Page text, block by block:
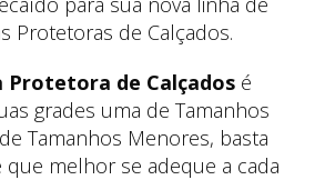
Protetoras de Calçados.
Protetora de Calçados é
grades uma de Tamanhos
Tamanhos Menores, basta
que melhor se adeque a cada